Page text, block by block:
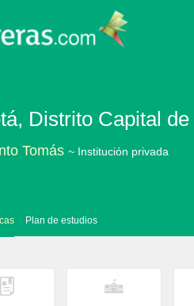
Distrito Capital
Tomás ~ Institución privada
Plan de estudios